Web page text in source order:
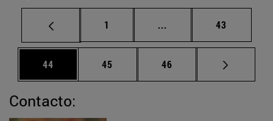
Página
1 ... Páginas intermedias
Página
43
Página
44 Página
45 Página
46
Contacto: